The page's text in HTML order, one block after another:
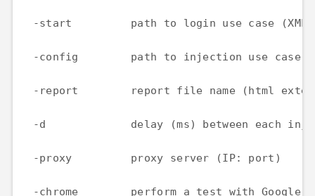
-start         path to login use case
-config        path to injection use case
-report        report file name (html
-d             delay (ms) between each
-proxy         proxy server (IP: port)
-chrome        perform a test with